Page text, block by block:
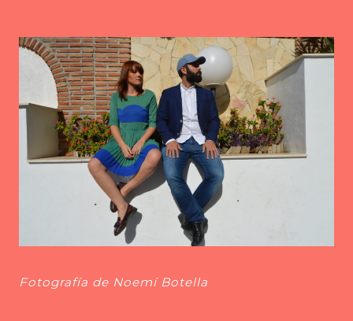
Fotografía de Noemí Botella